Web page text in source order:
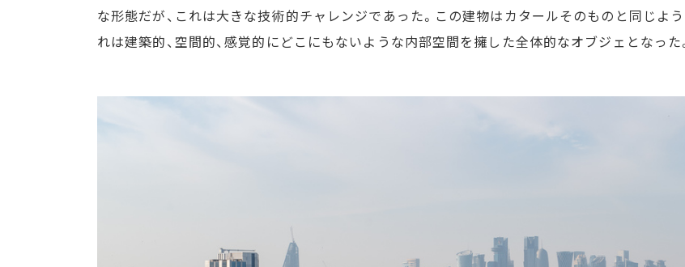
な形態だが、これは大きな技術的チャレンジであった。この建物はカタールそのものと同じよ
れは建築的、空間的、感覚的にどこにもないような内部空間を擁した全体的なオブジェとなった